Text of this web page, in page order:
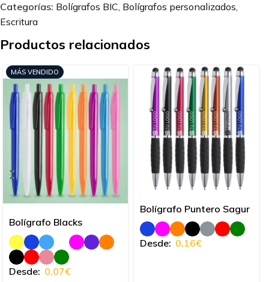
Categorías: Bolígrafos BIC, Bolígrafos personalizados,
Escritura
Productos relacionados
MÁS VENDIDO
Bolígrafo Blacks
Desde: 0,07€
Bolígrafo Puntero Sagur
Desde: 0,16€